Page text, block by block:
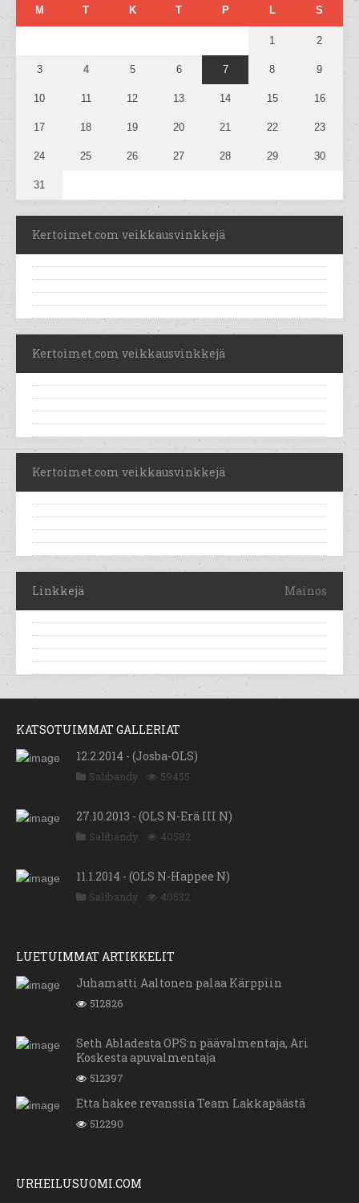
M T K T P L S
1 2
3 4 5 6 7 8 9
10 11 12 13 14 15 16
17 18 19 20 21 22 23
24 25 26 27 28 29 30
31
Kertoimet.com veikkausvinkkejä
Kertoimet.com veikkausvinkkejä
Kertoimet.com veikkausvinkkejä
Linkkejä Mainos
KATSOTUIMMAT GALLERIAT
12.2.2014 - (Josba-OLS)
Salibandy 59455
27.10.2013 - (OLS N-Erä III N)
Salibandy 40582
11.1.2014 - (OLS N-Happee N)
Salibandy 40532
LUETUIMMAT ARTIKKELIT
Juhamatti Aaltonen palaa Kärppiin
512826
Seth Abladesta OPS:n päävalmentaja, Ari
Koskesta apuvalmentaja
512397
Etta hakee revanssia Team Lakkapäästä
512290
URHEILUSUOMI.COM